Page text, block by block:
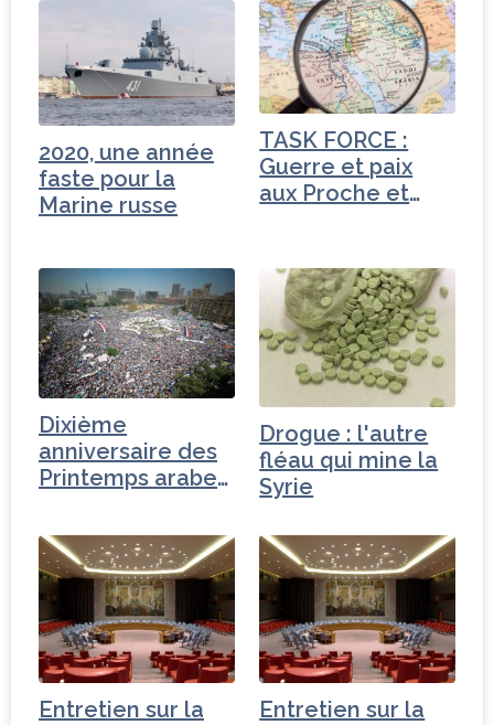
b
o
o
k
e
r
e
dI
n
e
r
2020, une année
faste pour la
Marine russe
TASK FORCE :
Guerre et paix
aux Proche et
Dixième
anniversaire des
Printemps arabes
Drogue : l'autre
fléau qui mine la
Syrie
Entretien sur la
Entretien sur la